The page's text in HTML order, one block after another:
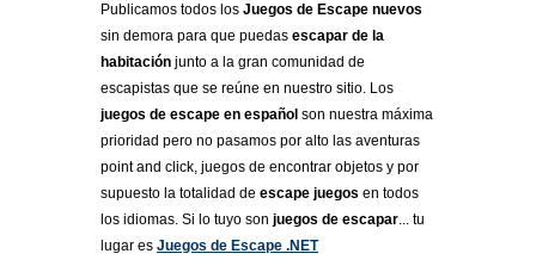
Publicamos todos los Juegos de Escape nuevos
sin demora para que puedas escapar de la
habitación junto a la gran comunidad de
escapistas que se reúne en nuestro sitio. Los
juegos de escape en español son nuestra máxima
prioridad pero no pasamos por alto las aventuras
point and click, juegos de encontrar objetos y por
supuesto la totalidad de escape juegos en todos
los idiomas. Si lo tuyo son juegos de escapar... tu
lugar es Juegos de Escape .NET